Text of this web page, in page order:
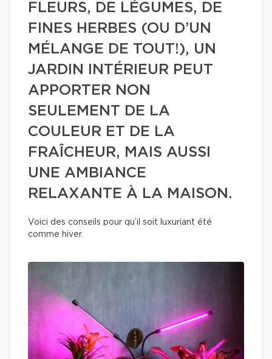
FLEURS, DE LÉGUMES, DE
FINES HERBES (OU D’UN
MÉLANGE DE TOUT!), UN
JARDIN INTÉRIEUR PEUT
APPORTER NON
SEULEMENT DE LA
COULEUR ET DE LA
FRAÎCHEUR, MAIS AUSSI
UNE AMBIANCE
RELAXANTE À LA MAISON.
Voici des conseils pour qu’il soit luxuriant été
comme hiver.